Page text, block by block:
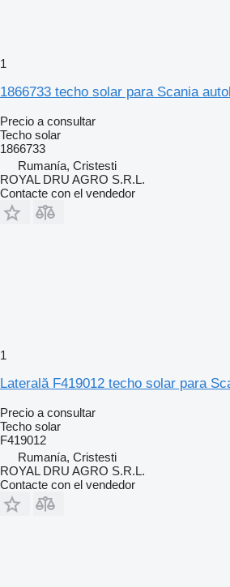
1
1866733 techo solar para Scania
Precio a consultar
Techo solar
1866733
Rumanía, Cristesti
ROYAL DRU AGRO S.R.L.
Contacte con el vendedor
1
Laterală F419012 techo solar para
Precio a consultar
Techo solar
F419012
Rumanía, Cristesti
ROYAL DRU AGRO S.R.L.
Contacte con el vendedor